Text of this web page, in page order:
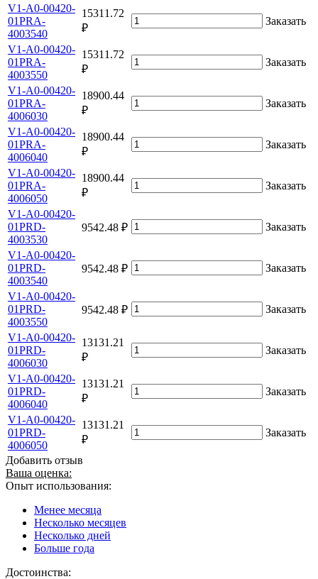
V1-A0-00420-
01PRA-
4003540
15311.72
₽
Заказать
V1-A0-00420-
01PRA-
4003550
15311.72
₽
Заказать
V1-A0-00420-
01PRA-
4006030
18900.44
₽
Заказать
V1-A0-00420-
01PRA-
4006040
18900.44
₽
Заказать
V1-A0-00420-
01PRA-
4006050
18900.44
₽
Заказать
V1-A0-00420-
01PRD-
4003530
9542.48 ₽ Заказать
V1-A0-00420-
01PRD-
4003540
9542.48 ₽ Заказать
V1-A0-00420-
01PRD-
4003550
9542.48 ₽ Заказать
V1-A0-00420-
01PRD-
4006030
13131.21
₽
Заказать
V1-A0-00420-
01PRD-
4006040
13131.21
₽
Заказать
V1-A0-00420-
01PRD-
4006050
13131.21
₽
Заказать
Добавить отзыв
Ваша оценка:
Опыт использования:
Менее месяца
Несколько месяцев
Несколько дней
Больше года
Достоинства: